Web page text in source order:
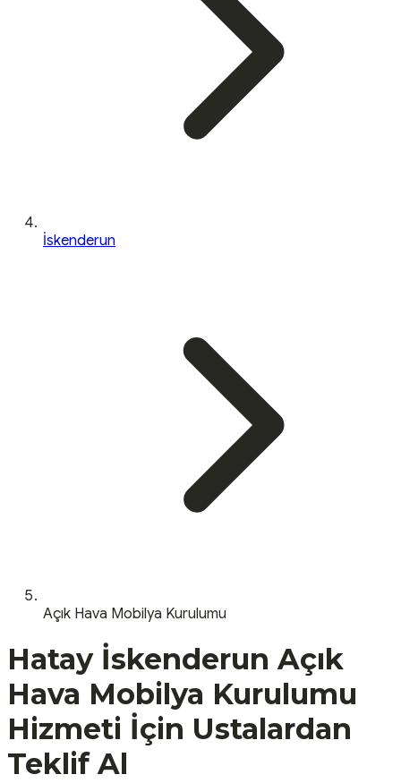
İskenderun
Açık Hava Mobilya Kurulumu
Hatay İskenderun Açık
Hava Mobilya Kurulumu
Hizmeti İçin Ustalardan
Teklif Al